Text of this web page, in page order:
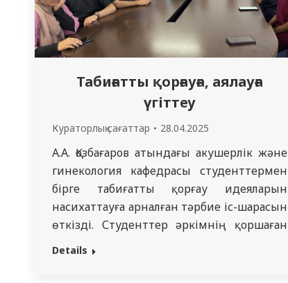
Табиғатты қорғауға, аялауға
үгіттеу
Кураторлық сағаттар 28.04.2025
А.А. Қозбағаров атындағы акушерлік және
гинекология кафедрасы студенттермен
бірге табиғатты қорғау идеяларын
насихаттауға арналған тәрбие іс-шарасын
өткізді. Студенттер әркімнің қоршаған
ортаны қорғауға қалай үлес қоса
Details